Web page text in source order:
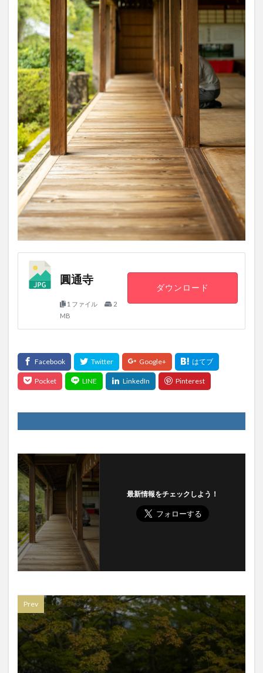
圓通寺
1 ファイル
2
MB
ダウンロード
最新情報をチェックしよう！
Prev